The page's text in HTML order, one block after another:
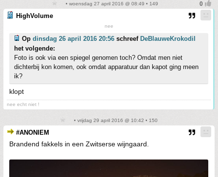
• woensdag 27 april 2016 @ 08:49 • 149
HighVolume
nee
Op dinsdag 26 april 2016 20:56 schreef DeBlauweKrokodil
het volgende:
Foto is ook via een spiegel genomen toch? Omdat men niet
dichterbij kon komen, ook omdat apparatuur dan kapot ging meen
ik?
klopt
nee echt niet !
• vrijdag 29 april 2016 @ 10:42 • 150
#ANONIEM
Brandend fakkels in een Zwitserse wijngaard.